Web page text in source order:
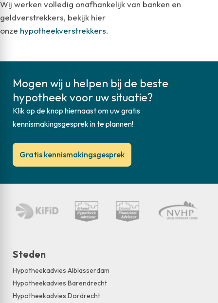
Wij werken volledig onafhankelijk van banken en
geldverstrekkers, bekijk hier
onze hypotheekverstrekkers.
Mogen wij u helpen bij de beste
hypotheek voor uw situatie?
Klik op de knop hiernaast om uw gratis
kennismakingsgesprek in te plannen!
Gratis kennismakingsgesprek
Steden
Hypotheekadvies Alblasserdam
Hypotheekadvies Barendrecht
Hypotheekadvies Dordrecht